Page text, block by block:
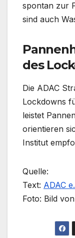
spontan zur
sind auch
des
Die ADAC
Lockdowns
leistet
orientieren
Institut
Quelle:
Text: ADAC
Foto: Bild von